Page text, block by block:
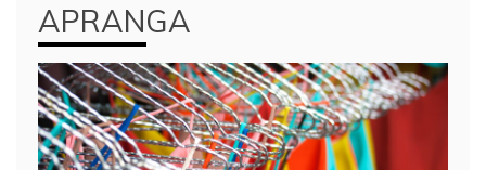
APRANGA